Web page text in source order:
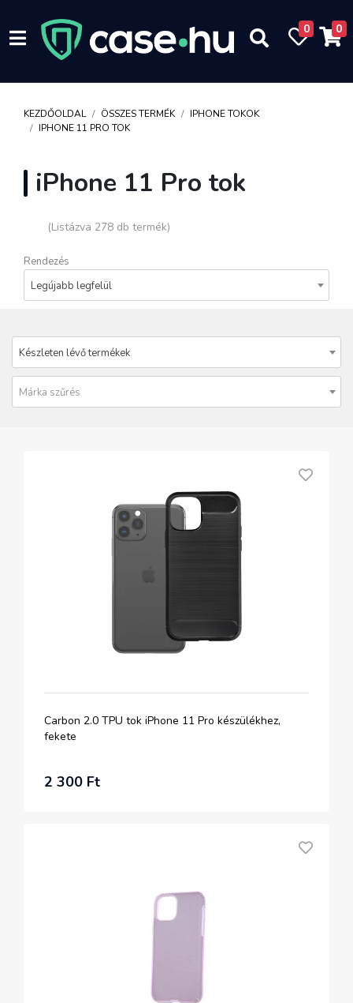
0 0
KEZDŐOLDAL ÖSSZES TERMÉK
IPHONE TOKOK
IPHONE 11 PRO TOK
iPhone 11 Pro tok
(Listázva 278 db termék)
Rendezés
Legújabb legfelül
Készleten lévő termékek
Márka szűrés
Carbon 2.0 TPU tok iPhone 11 Pro készülékhez,
fekete
2 300 Ft